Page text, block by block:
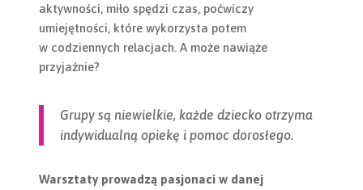
aktywności, miło spędzi czas, poćwiczy
umiejętności, które wykorzysta potem
w codziennych relacjach. A może nawiąże
przyjaźnie?
Grupy są niewielkie, każde dziecko otrzyma
indywidualną opiekę i pomoc dorosłego.
Warsztaty prowadzą pasjonaci w danej